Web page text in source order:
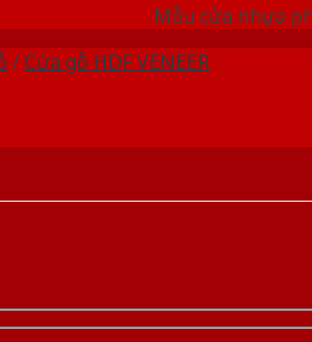
Mẫu cửa nhựa
/Cửa gỗ HDF VENEER